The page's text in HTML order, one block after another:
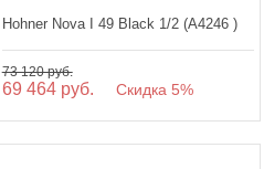
Hohner Nova I 49 Black 1/2 (A4246 )
73 120 руб.
69 464 руб. Скидка 5%